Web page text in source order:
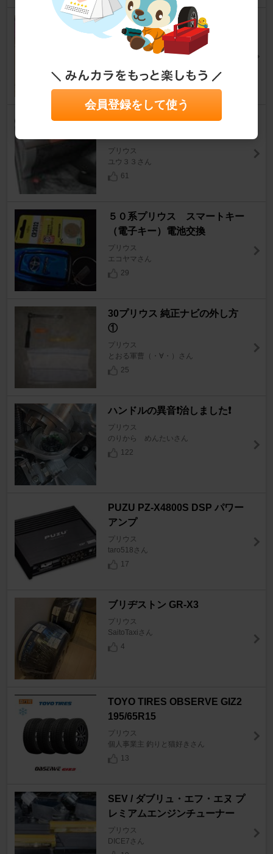
ハンドルカバー クイックスエ
ード レッドの装着
12
3
ACC アクセサリー ヒューズB
プリウス
ユウ３３さん
61
５０系プリウス スマートキー
（電子キー）電池交換
プリウス
エコヤマさん
29
30プリウス 純正ナビの外し方
①
プリウス
とおる軍曹（・∀・）さん
25
ハンドルの異音❗️治しました❗️
プリウス
のりから めんたいさん
122
PUZU PZ-X4800S DSP パワー
アンプ
プリウス
taro518さん
17
ブリヂストン GR-X3
プリウス
SaitoTaxiさん
4
TOYO TIRES OBSERVE GIZ2
195/65R15
プリウス
個人事業主 釣りと猫好きさん
13
SEV / ダブリュ・エフ・エヌ プ
レミアムエンジンチューナー
プリウス
DICE7さん
会員登録をして使う